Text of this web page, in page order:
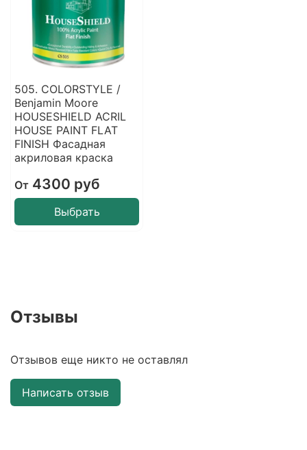
505. COLORSTYLE /
Benjamin Moore
HOUSESHIELD ACRIL
HOUSE PAINT FLAT
FINISH Фасадная
акриловая краска
От4300 руб
Выбрать
Отзывы
Отзывов еще никто не оставлял
Написать отзыв